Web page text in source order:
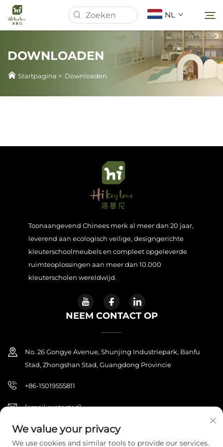
NL
Over Ons
Contacteer Ons
Blogs
DOWNLOADEN
Startpagina > Downloaden
Toonaangevend Chinees merk al meer dan 20 jaar,
leverend aan ecologisch veilige, designgerichte
kleuterschoolmeubels en compleet opgeleverde
ruimteoplossingen aan meer dan 10.000
kleuterscholen wereldwijd.
NEEM CONTACT OP
No. 26 Gongye Avenue, Shunjing Industriepark, Banfu
Stad, Zhongshan Stad, Guangdong Provincie
+86-15019555811
[email protected]
We value your privacy
We use cookies and similar tools to provide our services.